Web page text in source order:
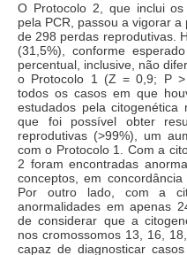
O Protocolo 2, que inclui
pela PCR, passou a vigorar
de 298 perdas reprodutivas.
(31,5%), conforme
percentual, inclusive, não
o Protocolo 1 (Z = 0,9; P >
todos os casos em que
estudados pela citogenética
que foi possível obter
reprodutivas (>99%), um
com o Protocolo 1. Com a
2 foram encontradas
conceptos, em
Por outro lado, com a
anormalidades em apenas
de considerar que a
nos cromossomos 13, 16,
capaz de diagnosticar